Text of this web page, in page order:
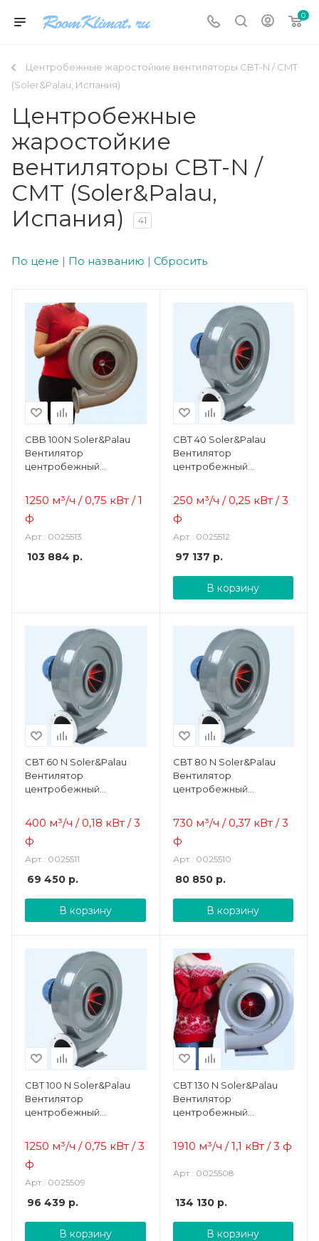
0
Центробежные жаростойкие вентиляторы CBT-N / CMT
(Soler&Palau, Испания)
Центробежные
жаростойкие
вентиляторы CBT-N /
CMT (Soler&Palau,
Испания)
41
По цене | По названию | Сбросить
CBB 100N Soler&Palau
Вентилятор
центробежный
1250 м³/ч / 0,75 кВт / 1
ф
Арт.: 0025513
103 884 р.
CBT 40 Soler&Palau
Вентилятор
центробежный
250 м³/ч / 0,25 кВт / 3
ф
Арт.: 0025512
97 137 р.
В корзину
CBT 60 N Soler&Palau
Вентилятор
центробежный
400 м³/ч / 0,18 кВт / 3
ф
Арт.: 0025511
69 450 р.
В корзину
CBT 80 N Soler&Palau
Вентилятор
центробежный
730 м³/ч / 0,37 кВт / 3
ф
Арт.: 0025510
80 850р.
В корзину
CBT 100 N Soler&Palau
Вентилятор
центробежный
1250 м³/ч / 0,75 кВт / 3
ф
Арт.: 0025509
96 439 р.
В корзину
CBT 130 N Soler&Palau
Вентилятор
центробежный
1910 м³/ч / 1,1 кВт / 3 ф
Арт.: 0025508
134 130р.
В корзину